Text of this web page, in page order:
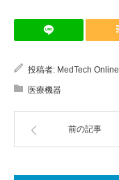
投稿者: MedTech Online
医療機器
前の記事